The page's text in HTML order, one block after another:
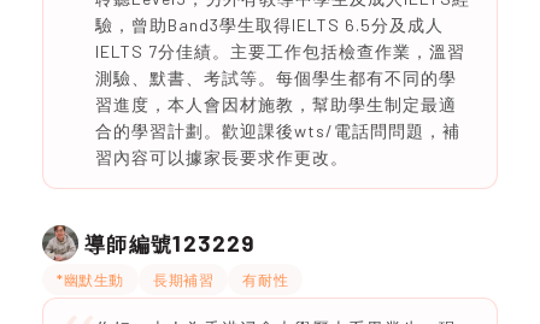
驗，曾助Band3學生取得IELTS 6.5分及成人
IELTS 7分佳績。主要工作包括檢查作業，溫習
測驗、默書、考試等。每個學生都有不同的學
習進度，本人會因材施教，幫助學生制定最適
合的學習計劃。歡迎課後wts/電話問問題，補
習內容可以據家長要求作更改。
導師編號123229
*幽默生動 長期補習 有耐性